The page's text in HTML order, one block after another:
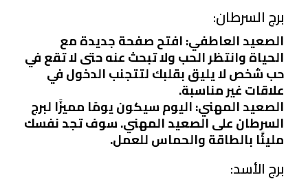
برج السرطان:
الصعيد العاطفي: افتح صفحة جديدة مع
الحياة وانتظر الحب ولا تبحث عنه حتى لا تقع في
حب شخص لا يليق بقلبك لتتجنب الدخول في
علاقات غير مناسبة.
الصعيد المهني: اليوم سيكون يومًا مميزًا لبرج
السرطان على الصعيد المهني. سوف تجد نفسك
مليئًا بالطاقة والحماس للعمل.
برج الأسد: